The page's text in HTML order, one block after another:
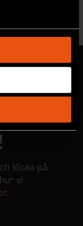
till flera meter
skanna den
uppgifter
innehållet
funktioner
Vi
och annan
F&F:s
klicka på
vi
.